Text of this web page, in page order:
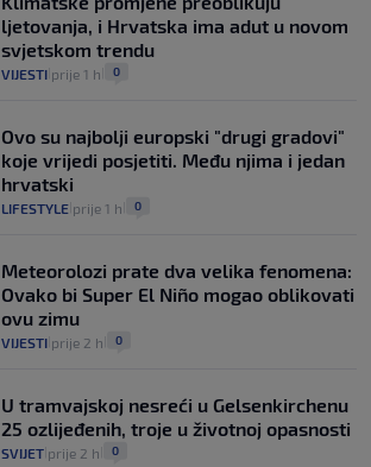
ljetovanja, i Hrvatska ima adut u novom
svjetskom trendu
VIJESTI prije 1 h 0
Ovo su najbolji europski "drugi gradovi"
koje vrijedi posjetiti. Među njima i jedan
hrvatski
LIFESTYLE prije 1 h 0
Meteorolozi prate dva velika fenomena:
Ovako bi Super El Niño mogao oblikovati
ovu zimu
VIJESTI prije 2 h 0
U tramvajskoj nesreći u Gelsenkirchenu
25 ozlijeđenih, troje u životnoj opasnosti
SVIJET prije 2 h 0